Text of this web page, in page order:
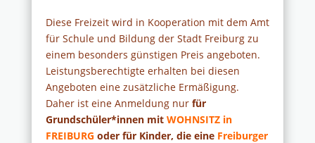
Diese Freizeit wird in Kooperation mit dem Amt
für Schule und Bildung der Stadt Freiburg zu
einem besonders günstigen Preis angeboten.
Leistungsberechtigte erhalten bei diesen
Angeboten eine zusätzliche Ermäßigung.
Daher ist eine Anmeldung nur für
Grundschüler*innen mit WOHNSITZ in
FREIBURG oder für Kinder, die eine Freiburger